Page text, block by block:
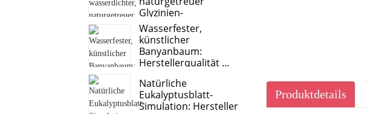
Glyzinien-
Simulationsbäume
Wasserfester,
künstlicher
Banyanbaum:
Herstellerqualität ...
Natürliche
Eukalyptusblatt-
Simulation: Hersteller
Produktdetails